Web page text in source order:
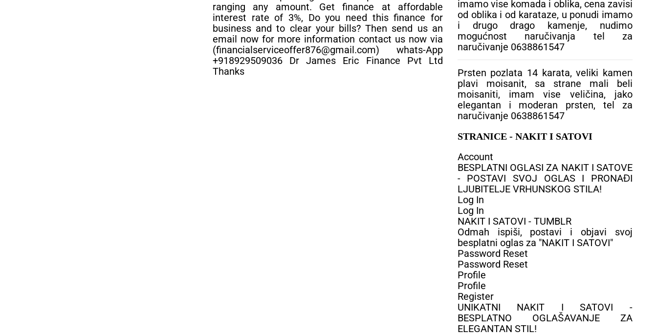
ranging any amount. Get finance at affordable
interest rate of 3%, Do you need this finance for
business and to clear your bills? Then send us an
email now for more information contact us now via
(financialserviceoffer876@gmail.com) whats-App
+918929509036 Dr James Eric Finance Pvt Ltd
Thanks
imamo vise komada i oblika, cena zavisi
od oblika i od karataze, u ponudi imamo
i drugo drago kamenje, nudimo
mogućnost naručivanja tel za
naručivanje 0638861547
Prsten pozlata 14 karata, veliki kamen
plavi moisanit, sa strane mali beli
moisaniti, imam vise veličina, jako
elegantan i moderan prsten, tel za
naručivanje 0638861547
STRANICE - NAKIT I SATOVI
Account
BESPLATNI OGLASI ZA NAKIT I SATOVE
- POSTAVI SVOJ OGLAS I PRONAĐI
LJUBITELJE VRHUNSKOG STILA!
Log In
Log In
NAKIT I SATOVI - TUMBLR
Odmah ispiši, postavi i objavi svoj
besplatni oglas za "NAKIT I SATOVI"
Password Reset
Password Reset
Profile
Profile
Register
UNIKATNI NAKIT I SATOVI -
BESPLATNO OGLAŠAVANJE ZA
ELEGANTAN STIL!